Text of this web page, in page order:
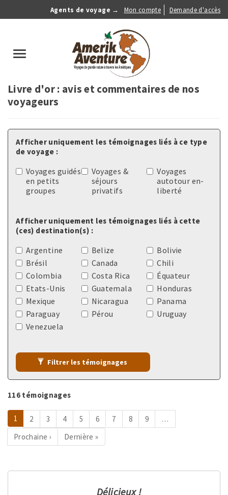
Agents de voyage →
Anonymous
Menu
Mon compte Demande d'accès
Toggle
Livre d'or : avis et commentaires de nos
voyageurs
Afficher uniquement les témoignages liés à ce type
de voyage :
Voyages guidés
en petits
groupes
Voyages &
séjours
privatifs
Voyages
autotour en-
liberté
Afficher uniquement les témoignages liés à cette
(ces) destination(s) :
Argentine Belize
Bolivie
Brésil
Canada
Chili
Colombia
Costa Rica
Équateur
Etats-Unis
Guatemala
Honduras
Mexique
Nicaragua
Panama
Paraguay
Pérou
Uruguay
Venezuela
Filtrer les témoignages
116 témoignages
Pagination
Page
courante
1 Page
2 Page
3 Page
4 Page
5 Page
6 Page
7 Page
8 Page
9
…
Page
suivante
Prochaine ›
Dernière
page
Dernière »
Délicieux !